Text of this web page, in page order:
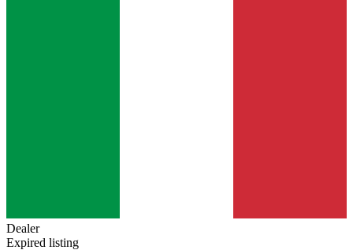
Dealer
Expired listing